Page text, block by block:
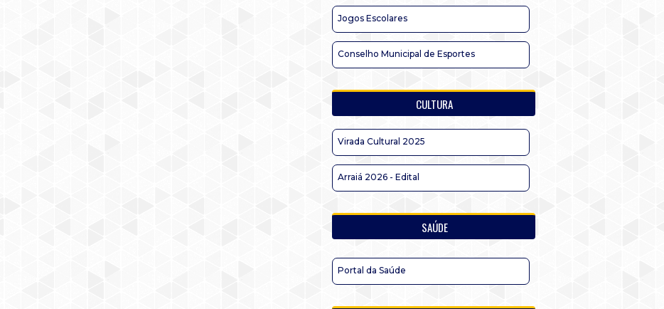
Jogos Escolares
Conselho Municipal de Esportes
CULTURA
Virada Cultural 2025
Arraiá 2026 - Edital
SAÚDE
Portal da Saúde